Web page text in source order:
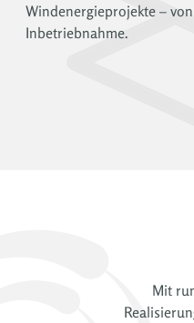
Windenergieprojekte –
Inbetriebnahme.
Mit